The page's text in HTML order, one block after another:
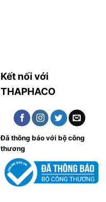
Kết nối với
THAPHACO
Đã thông báo với bộ công
thương